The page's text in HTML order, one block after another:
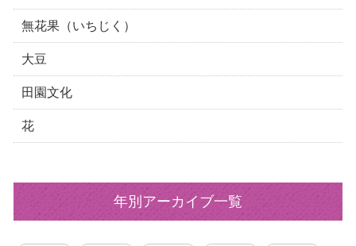
無花果（いちじく）
大豆
田園文化
花
年別アーカイブ一覧